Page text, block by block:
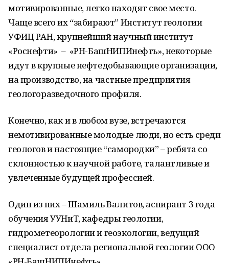
мотивированные, легко находят свое место.
Чаще всего их “забирают” Институт геологии
УФИЦ РАН, крупнейший научный институт
«Роснефти» – «РН-БашНИПИнефть», некоторые
идут в крупные нефтедобывающие организации,
на производство, на частные предприятия
геологоразведочного профиля.
Конечно, как и в любом вузе, встречаются
немотивированные молодые люди, но есть среди
геологов и настоящие “самородки” – ребята со
склонностью к научной работе, талантливые и
увлеченные будущей профессией.
Один из них – Шамиль Валитов, аспирант 3 года
обучения УУНиТ, кафедры геологии,
гидрометеорологии и геоэкологии, ведущий
специалист отдела региональной геологии ООО